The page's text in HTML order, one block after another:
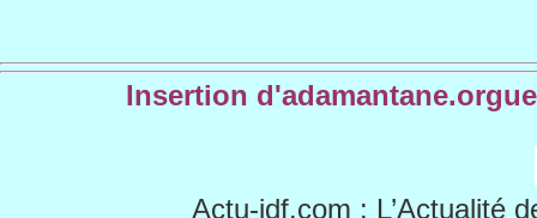
Insertion
Actu-idf.com : L’Actualité